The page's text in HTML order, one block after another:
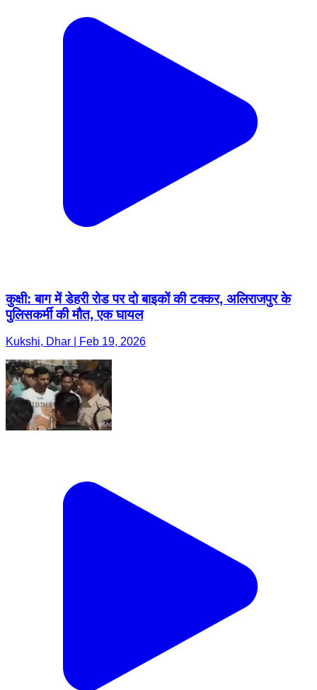
कुक्षी: बाग में डेहरी रोड पर दो बाइकों की टक्कर, अलिराजपुर के
पुलिसकर्मी की मौत, एक घायल
Kukshi, Dhar | Feb 19, 2026